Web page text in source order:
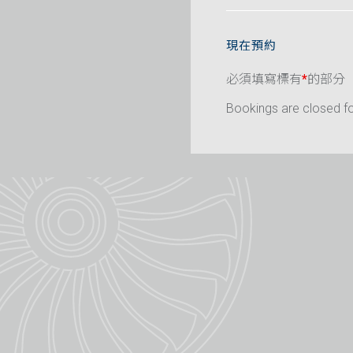
現在預約
必須填寫標有*的部分
Bookings are closed